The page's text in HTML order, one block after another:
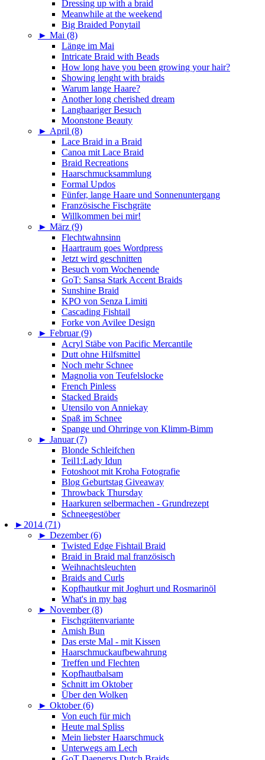
Dressing up with a braid
Meanwhile at the weekend
Big Braided Ponytail
► Mai (8)
Länge im Mai
Intricate Braid with Beads
How long have you been growing your hair?
Showing lenght with braids
Warum lange Haare?
Another long cherished dream
Langhaariger Besuch
Moonstone Beauty
► April (8)
Lace Braid in a Braid
Canoa mit Lace Braid
Braid Recreations
Haarschmucksammlung
Formal Updos
Fünfer, lange Haare und Sonnenuntergang
Französische Fischgräte
Willkommen bei mir!
► März (9)
Flechtwahnsinn
Haartraum goes Wordpress
Jetzt wird geschnitten
Besuch vom Wochenende
GoT: Sansa Stark Accent Braids
Sunshine Braid
KPO von Senza Limiti
Cascading Fishtail
Forke von Avilee Design
► Februar (9)
Acryl Stäbe von Pacific Mercantile
Dutt ohne Hilfsmittel
Noch mehr Schnee
Magnolia von Teufelslocke
French Pinless
Stacked Braids
Utensilo von Anniekay
Spaß im Schnee
Spange und Ohrringe von Klimm-Bimm
► Januar (7)
Blonde Schleifchen
Teil1:Lady Idun
Fotoshoot mit Kroha Fotografie
Blog Geburtstag Giveaway
Throwback Thursday
Haarkuren selbermachen - Grundrezept
Schneegestöber
► 2014 (71)
► Dezember (6)
Twisted Edge Fishtail Braid
Braid in Braid mal französisch
Weihnachtsleuchten
Braids and Curls
Kopfhautkur mit Joghurt und Rosmarinöl
What's in my bag
► November (8)
Fischgrätenvariante
Amish Bun
Das erste Mal - mit Kissen
Haarschmuckaufbewahrung
Treffen und Flechten
Kopfhautbalsam
Schnitt im Oktober
Über den Wolken
► Oktober (6)
Von euch für mich
Heute mal Spliss
Mein liebster Haarschmuck
Unterwegs am Lech